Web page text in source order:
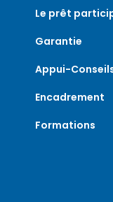
Le prêt
Garantie
Appui-
Encadrement
Formations